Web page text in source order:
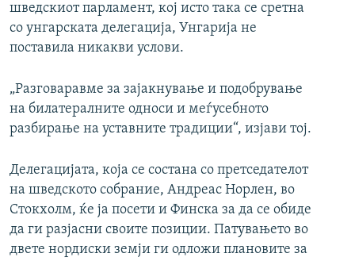
шведскиот парламент, кој исто така се сретна
со унгарската делегација, Унгарија не
поставила никакви услови.
„Разговаравме за зајакнување и подобрување
на билатералните односи и меѓусебното
разбирање на уставните традиции“, изјави тој.
Делегацијата, која се состана со претседателот
на шведското собрание, Андреас Норлен, во
Стокхолм, ќе ја посети и Финска за да се обиде
да ги разјасни своите позиции. Патувањето во
двете нордиски земји ги одложи плановите за